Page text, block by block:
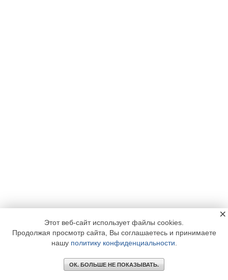
Этот веб-сайт использует файлы cookies.
Продолжая просмотр сайта, Вы соглашаетесь и принимаете
нашу политику конфиденциальности
ОК. БОЛЬШЕ НЕ ПОКАЗЫВАТЬ.
×